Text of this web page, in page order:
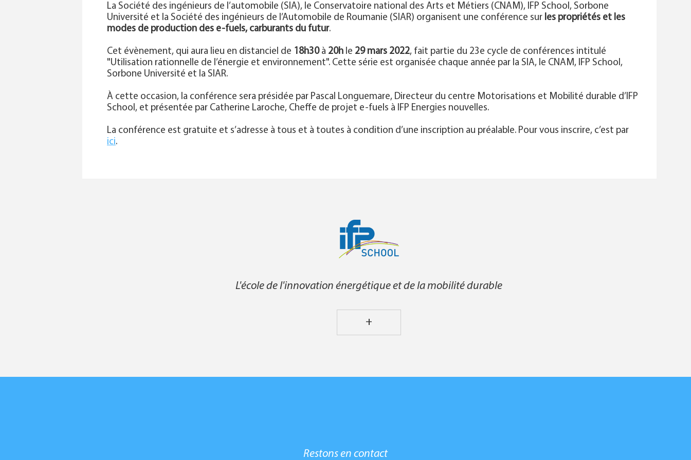
La Société des ingénieurs de l’automobile (SIA), le Conservatoire national des Arts et Métiers (CNAM), IFP School, Sorbone
Université et la Société des ingénieurs de l’Automobile de Roumanie (SIAR) organisent une conférence sur les propriétés et les
modes de production des e-fuels, carburants du futur.
Cet évènement, qui aura lieu en distanciel de 18h30à 20h le 29 mars 2022, fait partie du 23e cycle de conférences intitulé
"Utilisation rationnelle de l’énergie et environnement". Cette série est organisée chaque année par la SIA, le CNAM, IFP School,
Sorbone Université et la SIAR.
À cette occasion, la conférence sera présidée par Pascal Longuemare, Directeur du centre Motorisations et Mobilité durable d’IFP
School, et présentée par Catherine Laroche, Cheffe de projet e-fuels à IFP Energies nouvelles.
La conférence est gratuite et s’adresse à tous et à toutes à condition d’une inscription au préalable. Pour vous inscrire, c’est par
ici.
L'école de l'innovation énergétique et de la mobilité durable
+
Restons en contact